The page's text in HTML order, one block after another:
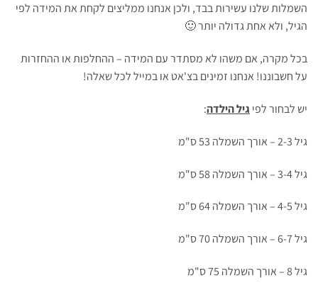
השמלות שלנו עשירות בבד, ולכן אנחנו ממליצים לקחת את המידה לפי
הגיל, ולא אחת גדולה יותר 🙂
בכל מקרה, אם משהו לא מסתדר עם המידה – ההחלפות או ההחזרות
על חשבוננו! אנחנו זמינים בצ'אט או במייל לכל שאלה!
יש לבחור לפי גיל הילדה:
גיל 2-3 – אורך השמלה 53 ס"מ
גיל 3-4 – אורך השמלה 58 ס"מ
גיל 4-5 – אורך השמלה 64 ס"מ
גיל 6-7 – אורך השמלה 70 ס"מ
גיל 8 – אורך השמלה 75 ס"מ